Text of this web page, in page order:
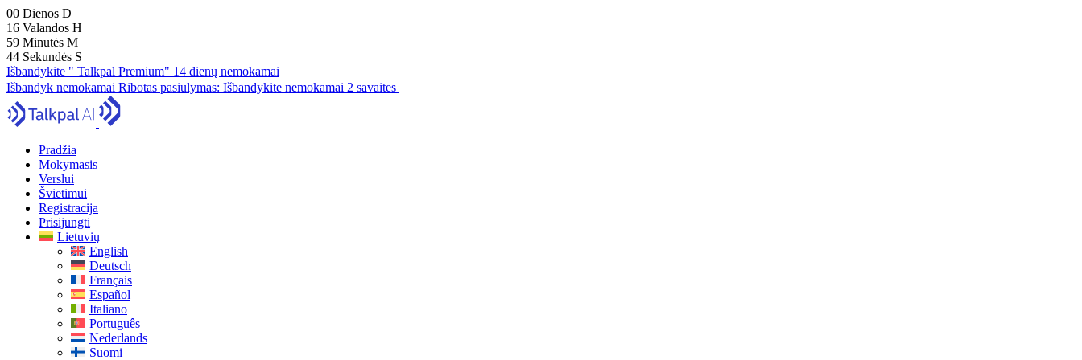
00 Dienos D
16 Valandos H
59 Minutės M
43 Sekundės S
Išbandykite " Talkpal Premium" 14 dienų nemokamai
Išbandyk nemokamai Ribotas pasiūlymas: Išbandykite nemokamai 2 savaites
Pradžia
Mokymasis
Verslui
Švietimui
Registracija
Prisijungti
Lietuvių
English
Deutsch
Français
Español
Italiano
Português
Nederlands
Suomi